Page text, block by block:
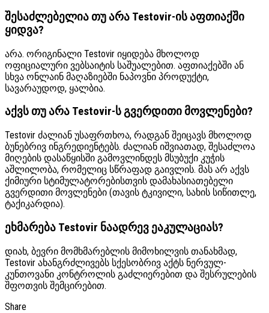
შესაძლებელია თუ არა Testovir-ის აფთიაქში
ყიდვა?
არა. ორიგინალი Testovir იყიდება მხოლოდ
ოფიციალური ვებსაიტის საშუალებით. აფთიაქებში ან
სხვა ონლაინ მაღაზიებში ნაპოვნი პროდუქტი,
სავარაუდოდ, ყალბია.
აქვს თუ არა Testovir-ს გვერდითი მოვლენები?
Testovir ძალიან უსაფრთხოა, რადგან შეიცავს მხოლოდ
ბუნებრივ ინგრედიენტებს. ძალიან იშვიათად, შესაძლოა
მიღების დასაწყისში გამოვლინდეს მსუბუქი კუჭის
აშლილობა, რომელიც სწრაფად გაივლის. მას არ აქვს
ქიმიური სტიმულატორებისთვის დამახასიათებელი
გვერდითი მოვლენები (თავის ტკივილი, სახის სიწითლე,
ტაქიკარდია).
ეხმარება Testovir ნაადრევ ეაკულაციას?
დიახ, ბევრი მომხმარებლის მიმოხილვის თანახმად,
Testovir ახანგრძლივებს სქესობრივ აქტს ნერვულ-
კუნთოვანი კონტროლის გაძლიერებით და შესრულების
შფოთვის შემცირებით.
Share